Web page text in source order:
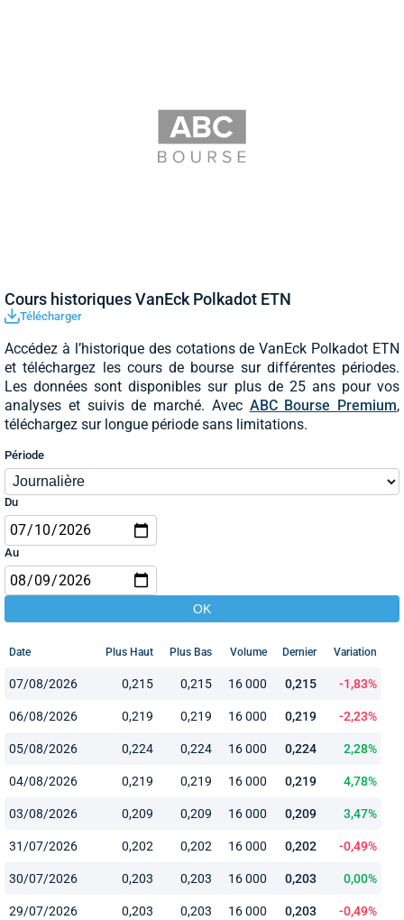
Cours historiques VanEck Polkadot ETN
Télécharger
Accédez à l’historique des cotations de VanEck Polkadot ETN
et téléchargez les cours de bourse sur différentes périodes.
Les données sont disponibles sur plus de 25 ans pour vos
analyses et suivis de marché. Avec ABC Bourse Premium,
téléchargez sur longue période sans limitations.
Période
Du
Au
Date Plus Haut Plus Bas Volume Dernier Variation
07/08/2026 0,215 0,215 16 000 0,215 -1,83%
06/08/2026 0,219 0,219 16 000 0,219 -2,23%
05/08/2026 0,224 0,224 16 000 0,224 2,28%
04/08/2026 0,219 0,219 16 000 0,219 4,78%
03/08/2026 0,209 0,209 16 000 0,209 3,47%
31/07/2026 0,202 0,202 16 000 0,202 -0,49%
30/07/2026 0,203 0,203 16 000 0,203 0,00%
29/07/2026 0,203 0,203 16 000 0,203 -0,49%